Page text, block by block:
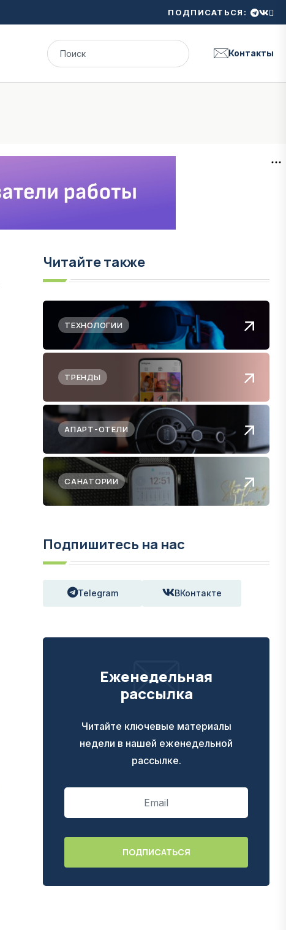
ПОДПИСАТЬСЯ:
Контакты
Читайте также
ТЕХНОЛОГИИ
ТРЕНДЫ
АПАРТ-ОТЕЛИ
САНАТОРИИ
Подпишитесь на нас
Telegram ВКонтакте
Еженедельная
рассылка
Читайте ключевые материалы
недели в нашей еженедельной
рассылке.